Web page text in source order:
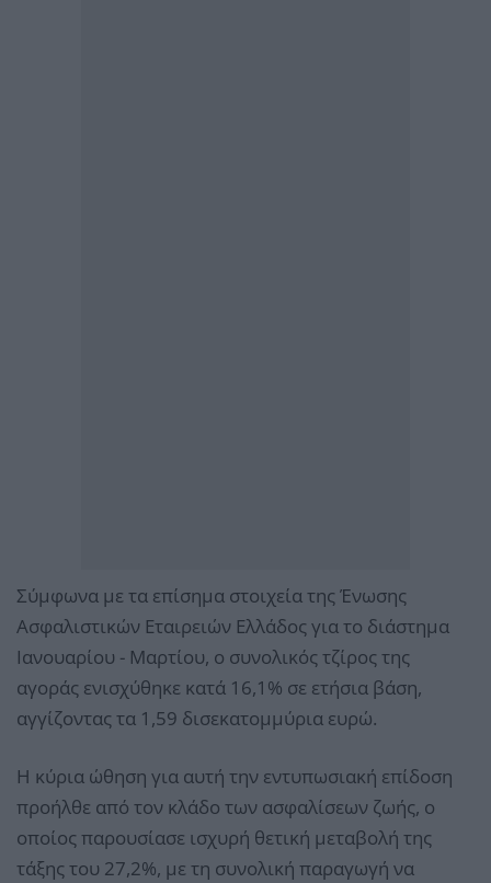
Σύμφωνα με τα επίσημα στοιχεία της Ένωσης
Ασφαλιστικών Εταιρειών Ελλάδος για το διάστημα
Ιανουαρίου - Μαρτίου, ο συνολικός τζίρος της
αγοράς ενισχύθηκε κατά 16,1% σε ετήσια βάση,
αγγίζοντας τα 1,59 δισεκατομμύρια ευρώ.
Η κύρια ώθηση για αυτή την εντυπωσιακή επίδοση
προήλθε από τον κλάδο των ασφαλίσεων ζωής, ο
οποίος παρουσίασε ισχυρή θετική μεταβολή της
τάξης του 27,2%, με τη συνολική παραγωγή να